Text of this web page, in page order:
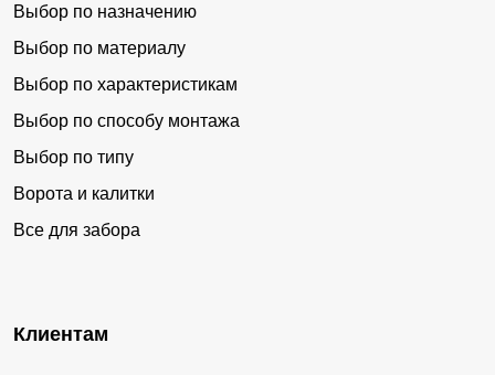
Выбор по назначению
Выбор по материалу
Выбор по характеристикам
Выбор по способу монтажа
Выбор по типу
Ворота и калитки
Все для забора
Клиентам